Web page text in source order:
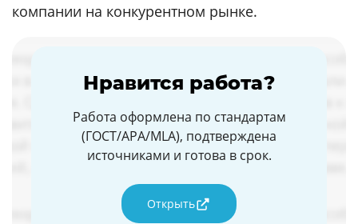
компании на конкурентном рынке.
Нравится работа?
Работа оформлена по стандартам
(ГОСТ/APA/MLA), подтверждена
источниками и готова в срок.
Открыть